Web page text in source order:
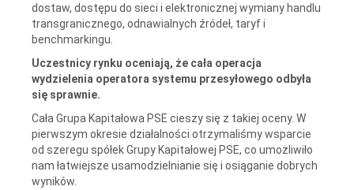
dostaw, dostępu do sieci i elektronicznej wymiany handlu
transgranicznego, odnawialnych źródeł, taryf i
benchmarkingu.
Uczestnicy rynku oceniają, że cała operacja
wydzielenia operatora systemu przesyłowego odbyła
się sprawnie.
Cała Grupa Kapitałowa PSE cieszy się z takiej oceny. W
pierwszym okresie działalności otrzymaliśmy wsparcie
od szeregu spółek Grupy Kapitałowej PSE, co umożliwiło
nam łatwiejsze usamodzielnianie się i osiąganie dobrych
wyników.